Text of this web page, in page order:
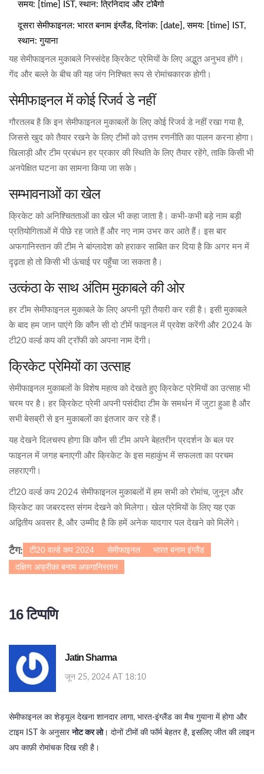
समय: [time] IST, स्थान: त्रिनिदाद और टोबैगो
दूसरा सेमीफाइनल: भारत बनाम इंग्लैंड, दिनांक: [date], समय: [time] IST,
स्थान: गुयाना
यह सेमीफाइनल मुकाबले निस्संदेह क्रिकेट प्रेमियों के लिए अद्भुत अनुभव होंगे।
गेंद और बल्ले के बीच की यह जंग निश्चित रूप से रोमांचकारक होगी।
सेमीफाइनल में कोई रिजर्व डे नहीं
गौरतलब है कि इन सेमीफाइनल मुकाबलों के लिए कोई रिजर्व डे नहीं रखा गया है,
जिससे खुद को तैयार रखने के लिए टीमों को उत्तम रणनीति का पालन करना होगा।
खिलाड़ी और टीम प्रबंधन हर प्रकार की स्थिति के लिए तैयार रहेंगे, ताकि किसी भी
अनपेक्षित घटना का सामना किया जा सके।
सम्भावनाओं का खेल
क्रिकेट को अनिश्चितताओं का खेल भी कहा जाता है। कभी-कभी बड़े नाम बड़ी
प्रतियोगिताओं में पीछे रह जाते हैं और नए नाम उभर कर आते हैं। इस बार
अफगानिस्तान की टीम ने बांग्लादेश को हराकर साबित कर दिया है कि अगर मन में
दृढ़ता हो तो किसी भी ऊंचाई पर पहुँचा जा सकता है।
उत्कंठा के साथ अंतिम मुकाबले की ओर
हर टीम सेमीफाइनल मुकाबले के लिए अपनी पूरी तैयारी कर रही है। इसी मुकाबले
के बाद हम जान पाएंगे कि कौन सी दो टीमें फाइनल में प्रवेश करेंगी और 2024 के
टी20 वर्ल्ड कप की ट्रॉफी को अपना नाम देंगी।
क्रिकेट प्रेमियों का उत्साह
सेमीफाइनल मुकाबलों के विशेष महत्व को देखते हुए क्रिकेट प्रेमियों का उत्साह भी
चरम पर है। हर क्रिकेट प्रेमी अपनी पसंदीदा टीम के समर्थन में जुटा हुआ है और
सभी बेसब्री से इन मुकाबलों का इंतजार कर रहे हैं।
यह देखने दिलचस्प होगा कि कौन सी टीम अपने बेहतरीन प्रदर्शन के बल पर
फाइनल में जगह बनाएगी और क्रिकेट के इस महाकुंभ में सफलता का परचम
लहराएगी।
टी20 वर्ल्ड कप 2024 सेमीफाइनल मुकाबलों में हम सभी को रोमांच, जुनून और
क्रिकेट का जबरदस्त संगम देखने को मिलेगा। खेल प्रेमियों के लिए यह एक
अद्वितीय अवसर है, और उम्मीद है कि हमें अनेक यादगार पल देखने को मिलेंगे।
टैग: टी20 वर्ल्ड कप 2024 सेमीफाइनल
भारत बनाम इंग्लैंड
दक्षिण अफ्रीका बनाम अफगानिस्तान
16 टिप्पणि
Jatin Sharma
जून 25, 2024 AT 18:10
सेमीफाइनल का शेड्यूल देखना शानदार लागा, भारत‑इंग्लैंड का मैच गुयाना में होगा और
टाइम IST के अनुसारनोट कर लो। दोनों टीमों की फॉर्म बेहतर है, इसलिए जीत की लाइन
अप काफ़ी रोमांचक दिख रही है।